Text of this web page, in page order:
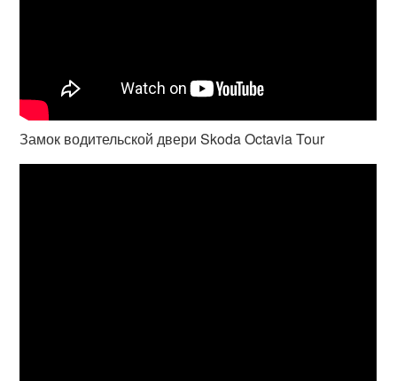
Замок водительской двери Skoda Octavia Tour